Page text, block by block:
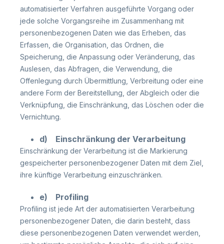
automatisierter Verfahren ausgeführte Vorgang oder
jede solche Vorgangsreihe im Zusammenhang mit
personenbezogenen Daten wie das Erheben, das
Erfassen, die Organisation, das Ordnen, die
Speicherung, die Anpassung oder Veränderung, das
Auslesen, das Abfragen, die Verwendung, die
Offenlegung durch Übermittlung, Verbreitung oder eine
andere Form der Bereitstellung, der Abgleich oder die
Verknüpfung, die Einschränkung, das Löschen oder die
Vernichtung.
d) Einschränkung der Verarbeitung
Einschränkung der Verarbeitung ist die Markierung
gespeicherter personenbezogener Daten mit dem Ziel,
ihre künftige Verarbeitung einzuschränken.
e) Profiling
Profiling ist jede Art der automatisierten Verarbeitung
personenbezogener Daten, die darin besteht, dass
diese personenbezogenen Daten verwendet werden,